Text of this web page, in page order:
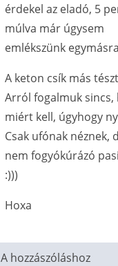
érdekel az eladó, 5
múlva már úgysem
emlékszünk
A keton csík más
Arról fogalmuk sincs,
miért kell, úgyhogy
Csak ufónak néznek,
nem fogyókúrázó
:)))
Hoxa
A hozzászóláshoz